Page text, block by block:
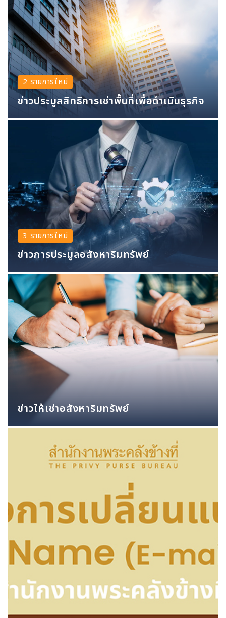
2 รายการใหม่
ข่าวประมูลสิทธิการเช่าพื้นที่เพื่อดำเนินธุรกิจ
3 รายการใหม่
ข่าวการประมูลอสังหาริมทรัพย์
ข่าวให้เช่าอสังหาริมทรัพย์